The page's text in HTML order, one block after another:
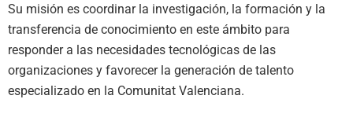
Su misión es coordinar la investigación, la formación y la
transferencia de conocimiento en este ámbito para
responder a las necesidades tecnológicas de las
organizaciones y favorecer la generación de talento
especializado en la Comunitat Valenciana.